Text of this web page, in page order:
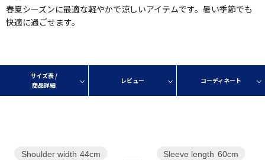
春夏シーズンに最適な軽やかで涼しいアイテムです。暑い季節でも
快適に過ごせます。
サイズ表 /
商品詳細
レビュー コーディネート
Sleeve length 60cm
Shoulder width 44cm